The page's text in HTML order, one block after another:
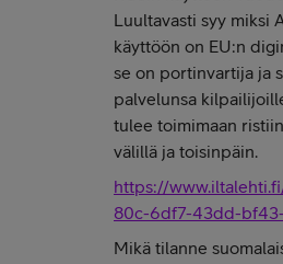
Luultavasti syy miksi
käyttöön on EU:n
se on portinvartija ja
palvelunsa
tulee toimimaan
välillä ja toisinpäin.
https://
80c-6df7-43dd-
Mikä tilanne